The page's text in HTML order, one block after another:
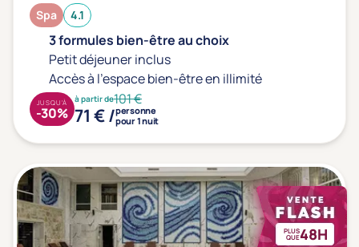
Spa 4.1
3 formules bien-être au choix
Petit déjeuner inclus
Accès à l'espace bien-être en illimité
à partir de101 €
71 € /personne
pour 1 nuit
JUSQU'À
-30%
PLUS
QUE48H